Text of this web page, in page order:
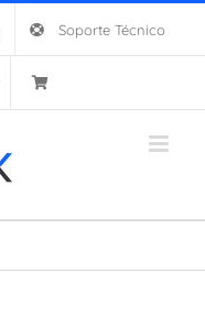
Soporte Técnico